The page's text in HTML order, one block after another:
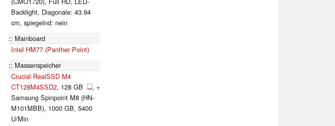
Backlight, Diagonale: 43.94
cm, spiegelnd: nein
Mainboard
Intel HM77 (Panther Point)
Massenspeicher
Crucial RealSSD M4
CT128M4SSD2, 128 GB
, +
Samsung Spinpoint M8 (HN-
M101MBB), 1000 GB, 5400
U/Min